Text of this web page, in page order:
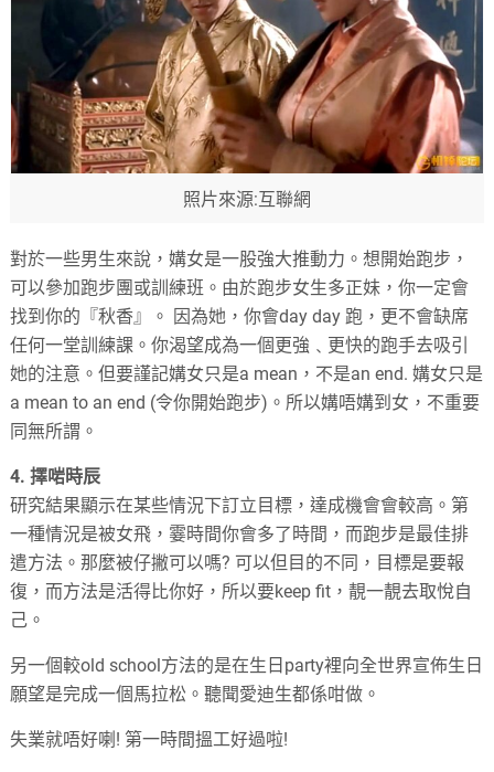
照片來源:互聯網
對於一些男生來說，媾女是一股強大推動力。想開始跑步，
可以參加跑步團或訓練班。由於跑步女生多正妹，你一定會
找到你的『秋香』。 因為她，你會day day 跑，更不會缺席
任何一堂訓練課。你渴望成為一個更強﹑更快的跑手去吸引
她的注意。但要謹記媾女只是a mean ，不是an end.媾女只是
a mean to an end (令你開始跑步) 。所以媾唔媾到女，不重要
同無所謂。
4.擇啱時辰
研究結果顯示在某些情況下訂立目標，達成機會會較高。第
一種情況是被女飛，霎時間你會多了時間，而跑步是最佳排
遣方法。那麼被仔撇可以嗎? 可以但目的不同，目標是要報
復，而方法是活得比你好，所以要keep fit ，靚一靚去取悅自
己。
另一個較old school方法的是在生日 party裡向全世界宣佈生日
願望是完成一個馬拉松。聽聞愛迪生都係咁做。
失業就唔好喇 ! 第一時間搵工好過啦!